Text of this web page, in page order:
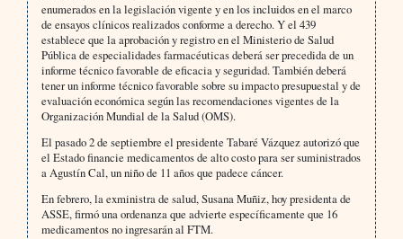
enumerados en la legislación vigente y en los incluidos en el marco
de ensayos clínicos realizados conforme a derecho. Y el 439
establece que la aprobación y registro en el Ministerio de Salud
Pública de especialidades farmacéuticas deberá ser precedida de un
informe técnico favorable de eficacia y seguridad. También deberá
tener un informe técnico favorable sobre su impacto presupuestal y de
evaluación económica según las recomendaciones vigentes de la
Organización Mundial de la Salud (OMS).
El pasado 2 de septiembre el presidente Tabaré Vázquez autorizó que
el Estado financie medicamentos de alto costo para ser suministrados
a Agustín Cal, un niño de 11 años que padece cáncer.
En febrero, la exministra de salud, Susana Muñiz, hoy presidenta de
ASSE, firmó una ordenanza que advierte específicamente que 16
medicamentos no ingresarán al FTM.